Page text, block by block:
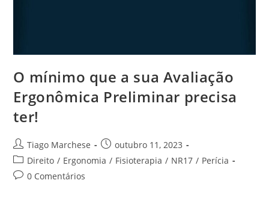
O mínimo que a sua Avaliação
Ergonômica Preliminar precisa
ter!
Tiago Marchese
outubro 11, 2023
Direito / Ergonomia / Fisioterapia / NR17 / Perícia
0 Comentários